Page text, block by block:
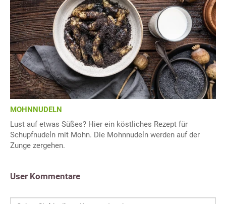
MOHNNUDELN
Lust auf etwas Süßes? Hier ein köstliches Rezept für
Schupfnudeln mit Mohn. Die Mohnnudeln werden auf der
Zunge zergehen.
User Kommentare